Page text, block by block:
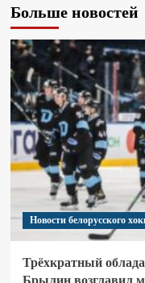
Больше новостей
Новости белорусского
Трёхкратный